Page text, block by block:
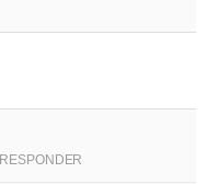
RESPONDER